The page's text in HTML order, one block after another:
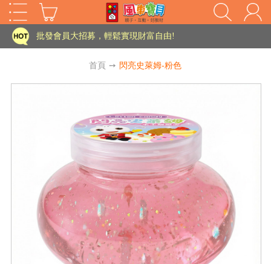
家長樂了!「風車書版集團暨FOOD超人企業總部」目前正興建中!
批發會員大招募，輕鬆實現財富自由!
老師您好!!幼教會員火熱招募中~
批發會員大招募，輕鬆實現財富自由!
老師您好!!幼教會員火熱招募中~
海外購物免煩惱！點我查看『海外購物流程說明』
首頁 ➙ 閃亮史萊姆-粉色